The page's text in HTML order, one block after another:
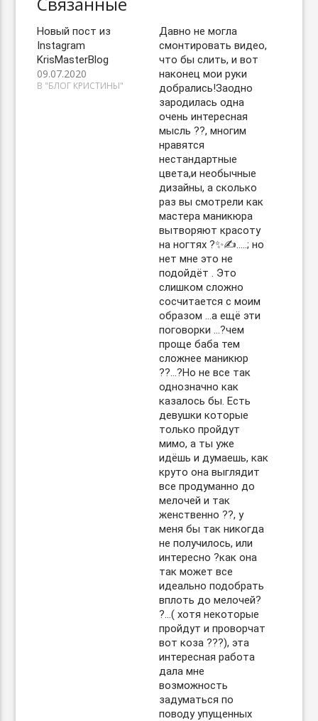
Новый пост из
Instagram
KrisMasterBlog
09.07.2020
В "БЛОГ КРИСТИНЫ"
Давно не могла
смонтировать видео,
что бы слить, и вот
наконец мои руки
добрались!Заодно
зародилась одна
очень интересная
мысль ??, многим
нравятся
нестандартные
цвета,и необычные
дизайны, а сколько
раз вы смотрели как
мастера маникюра
вытворяют красоту
на ногтях ?✨✍️…..; но
нет мне это не
подойдёт . Это
слишком сложно
сосчитается с моим
образом …а ещё эти
поговорки …?чем
проще баба тем
сложнее маникюр
??…?Но не все так
однозначно как
казалось бы. Есть
девушки которые
только пройдут
мимо, а ты уже
идёшь и думаешь, как
круто она выглядит
все продуманно до
мелочей и так
женственно ??, у
меня бы так никогда
не получилось, или
интересно ?как она
так может все
идеально подобрать
вплоть до мелочей?
?…( хотя некоторые
пройдут и проворчат
вот коза ???), эта
интересная работа
дала мне
возможность
задуматься по
поводу упущенных